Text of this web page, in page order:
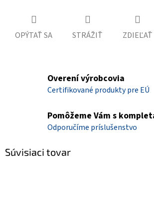
OPÝTAŤ SA STRÁŽIŤ ZDIEĽAŤ
Overení výrobcovia
Certifikované produkty pre EÚ
Pomôžeme Vám s
Odporučíme príslušenstvo
Súvisiaci tovar